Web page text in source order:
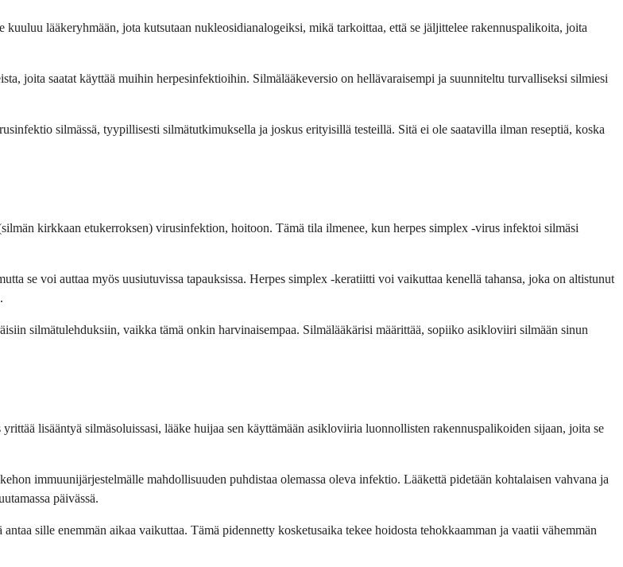
lääkeryhmään, jota kutsutaan nukleosidianalogeiksi, mikä tarkoittaa, että se jäljittelee rakennuspalikoita, joita
joita saatat käyttää muihin herpesinfektioihin. Silmälääkeversio on hellävaraisempi ja suunniteltu turvalliseksi silmiesi
silmässä, tyypillisesti silmätutkimuksella ja joskus erityisillä testeillä. Sitä ei ole saatavilla ilman reseptiä, koska
kirkkaan etukerroksen) virusinfektion, hoitoon. Tämä tila ilmenee, kun herpes simplex -virus infektoi silmäsi
se voi auttaa myös uusiutuvissa tapauksissa. Herpes simplex -keratiitti voi vaikuttaa kenellä tahansa, joka on altistunut
silmätulehduksiin, vaikka tämä onkin harvinaisempaa. Silmälääkärisi määrittää, sopiiko asikloviiri silmään sinun
lisääntyä silmäsoluissasi, lääke huijaa sen käyttämään asikloviiria luonnollisten rakennuspalikoiden sijaan, joita se
immuunijärjestelmälle mahdollisuuden puhdistaa olemassa oleva infektio. Lääkettä pidetään kohtalaisen vahvana ja
päivässä.
sille enemmän aikaa vaikuttaa. Tämä pidennetty kosketusaika tekee hoidosta tehokkaamman ja vaatii vähemmän